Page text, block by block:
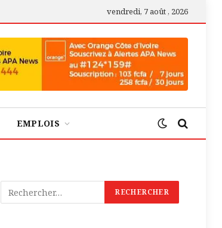
vendredi, 7 août , 2026
EMPLOIS